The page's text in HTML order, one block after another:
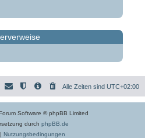
Alle Zeiten sind UTC+02:00
Software © phpBB Limited
durch phpBB.de
Nutzungsbedingungen